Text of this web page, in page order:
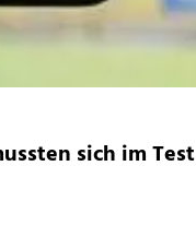
sich im Test